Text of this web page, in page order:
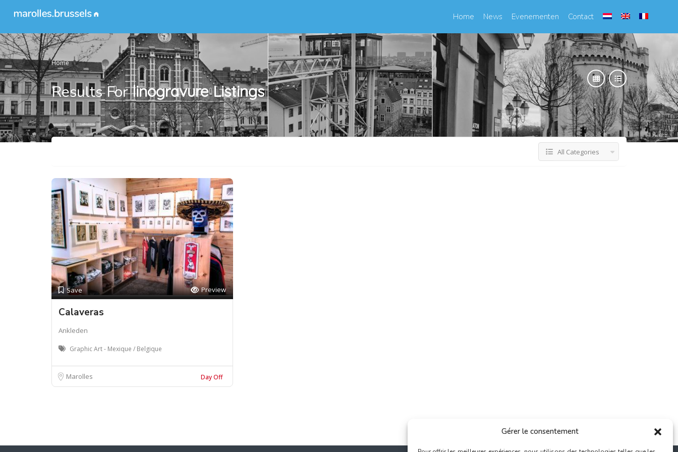
Gérer le consentement
Home News Evenementen Contact
Home
Results Forlinogravure Listings
All Categories
Save Preview
Calaveras
Ankleden
Graphic Art - Mexique / Belgique
Marolles Day Off